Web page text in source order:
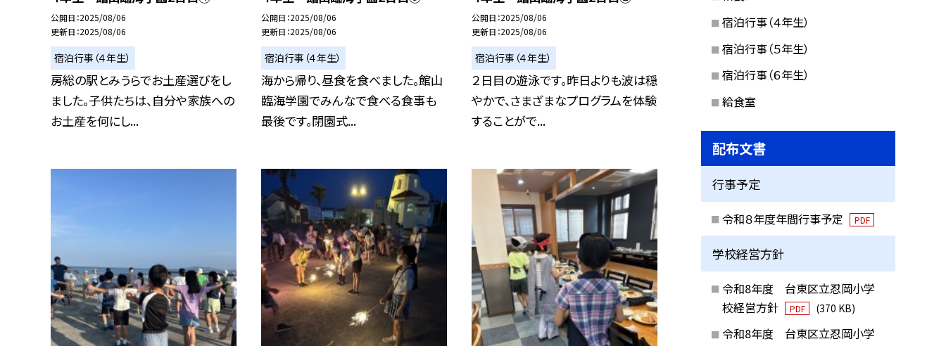
公開日 2025/08/06
更新日 2025/08/06
宿泊行事（４年生）
房総の駅とみうらでお土産選びをし
ました。子供たちは、自分や家族への
お土産を何にし...
公開日 2025/08/06
更新日 2025/08/06
宿泊行事（４年生）
海から帰り、昼食を食べました。館山
臨海学園でみんなで食べる食事も
最後です。閉園式...
公開日 2025/08/06
更新日 2025/08/06
宿泊行事（４年生）
２日目の遊泳です。昨日よりも波は穏
やかで、さまざまなプログラムを体験
することがで...
宿泊行事（４年生）
宿泊行事（５年生）
宿泊行事（６年生）
給食室
配布文書
行事予定
令和８年度年間行事予定 PDF
学校経営方針
令和8年度 台東区立忍岡小学
校経営方針
PDF (370 KB)
令和8年度 台東区立忍岡小学